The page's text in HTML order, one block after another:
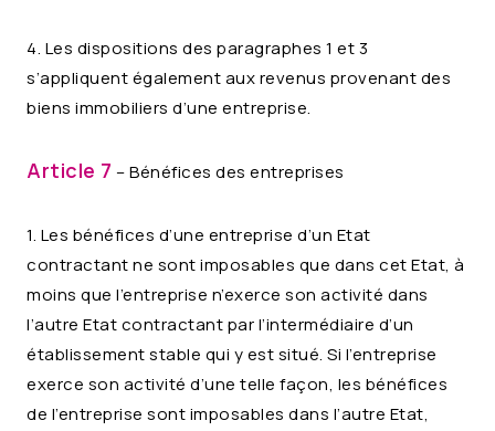
4. Les dispositions des paragraphes 1 et 3
s’appliquent également aux revenus provenant des
biens immobiliers d’une entreprise.
Article 7 – Bénéfices des entreprises
1. Les bénéfices d’une entreprise d’un Etat
contractant ne sont imposables que dans cet Etat, à
moins que l’entreprise n’exerce son activité dans
l’autre Etat contractant par l’intermédiaire d’un
établissement stable qui y est situé. Si l’entreprise
exerce son activité d’une telle façon, les bénéfices
de l’entreprise sont imposables dans l’autre Etat,